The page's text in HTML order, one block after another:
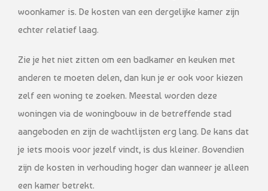
woonkamer is. De kosten van een dergelijke kamer zijn
echter relatief laag.
Zie je het niet zitten om een badkamer en keuken met
anderen te moeten delen, dan kun je er ook voor kiezen
zelf een woning te zoeken. Meestal worden deze
woningen via de woningbouw in de betreffende stad
aangeboden en zijn de wachtlijsten erg lang. De kans dat
je iets moois voor jezelf vindt, is dus kleiner. Bovendien
zijn de kosten in verhouding hoger dan wanneer je alleen
een kamer betrekt.